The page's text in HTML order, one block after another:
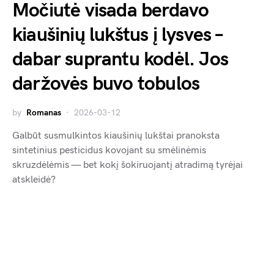
Močiutė visada berdavo
kiaušinių lukštus į lysves –
dabar suprantu kodėl. Jos
daržovės buvo tobulos
by Romanas 2026-03-12
Galbūt susmulkintos kiaušinių lukštai pranoksta
sintetinius pesticidus kovojant su smėlinėmis
skruzdėlėmis — bet kokį šokiruojantį atradimą tyrėjai
atskleidė?